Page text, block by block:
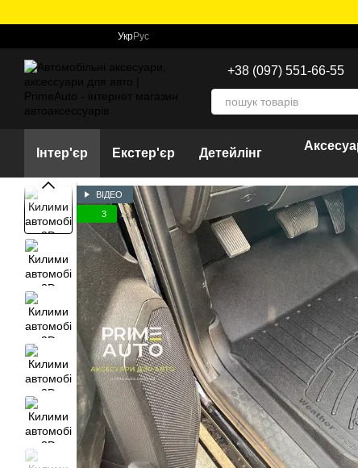
УкрРус
+38 (097) 551-66-55
Інтер'єр Екстер'єр Детейлінг
ВІДЕО
3